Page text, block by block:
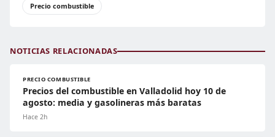
Precio combustible
NOTICIAS RELACIONADAS
PRECIO COMBUSTIBLE
Precios del combustible en Valladolid hoy 10 de
agosto: media y gasolineras más baratas
Hace 2h